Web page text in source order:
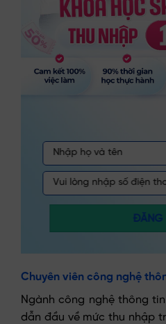
ĐĂNG
Chuyên viên công nghệ
Ngành công nghệ thông
dẫn đầu về mức thu nhập